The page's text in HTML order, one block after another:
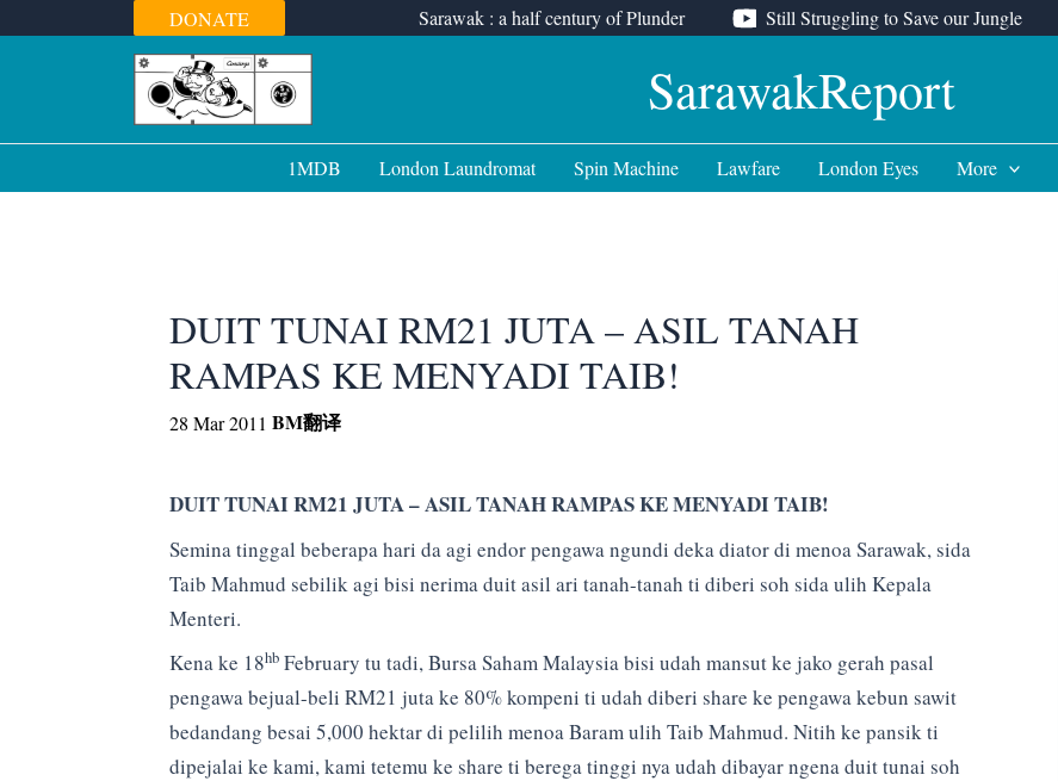
to
DONATE Sarawak : a half century of Plunder Still Struggling to Save our Jungle
SarawakReport
1MDB London Laundromat Spin Machine Lawfare London Eyes More
DUIT TUNAI RM21 JUTA – ASIL TANAH
RAMPAS KE MENYADI TAIB!
28 Mar 2011 BM翻译
DUIT TUNAI RM21 JUTA – ASIL TANAH RAMPAS KE MENYADI TAIB!
Semina tinggal beberapa hari da agi endor pengawa ngundi deka diator di menoa Sarawak, sida
Taib Mahmud sebilik agi bisi nerima duit asil ari tanah-tanah ti diberi soh sida ulih Kepala
Menteri.
Kena ke 18hb February tu tadi, Bursa Saham Malaysia bisi udah mansut ke jako gerah pasal
pengawa bejual-beli RM21 juta ke 80% kompeni ti udah diberi share ke pengawa kebun sawit
bedandang besai 5,000 hektar di pelilih menoa Baram ulih Taib Mahmud. Nitih ke pansik ti
dipejalai ke kami, kami tetemu ke share ti berega tinggi nya udah dibayar ngena duit tunai soh